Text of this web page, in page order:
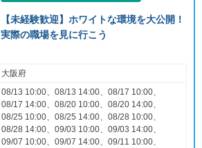
【未経験歓迎】ホワイトな環境を大公開！
実際の職場を見に行こう
大阪府
08/13 10:00、08/13 14:00、08/17 10:00、
08/17 14:00、08/20 10:00、08/20 14:00、
08/25 10:00、08/25 14:00、08/28 10:00、
08/28 14:00、09/03 10:00、09/03 14:00、
09/07 10:00、09/07 14:00、09/11 10:00、